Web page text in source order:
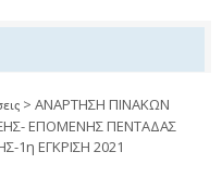
> ΑΝΑΡΤΗΣΗ ΠΙΝΑΚΩΝ
ΕΠΟΜΕΝΗΣ ΠΕΝΤΑΔΑΣ
1η ΕΓΚΡΙΣΗ 2021